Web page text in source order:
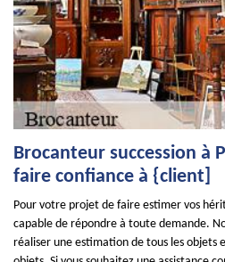
Brocanteur succession à
faire confiance à {client]
Pour votre projet de faire estimer vos
capable de répondre à toute demande.
réaliser une estimation de tous les objets